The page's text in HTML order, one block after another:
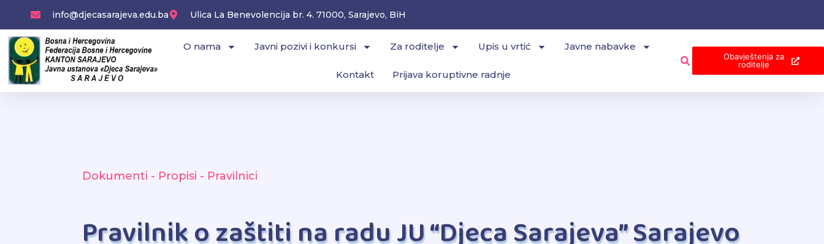
content
info@djecasarajeva.edu.ba Ulica La Benevolencija br. 4. 71000, Sarajevo, BiH
O nama Javni pozivi i konkursi Za roditelje Upis u vrtić Javne nabavke
Kontakt Prijava koruptivne radnje
Obavještenja za
roditelje
Dokumenti - Propisi - Pravilnici
Pravilnik o zaštiti na radu JU “Djeca Sarajeva” Sarajevo